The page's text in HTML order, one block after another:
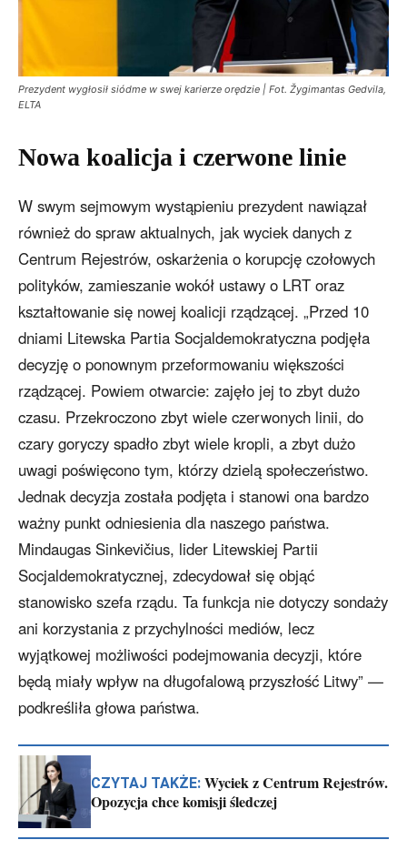
Prezydent wygłosił siódme w swej karierze orędzie | Fot. Žygimantas Gedvila,
ELTA
Nowa koalicja i czerwone linie
W swym sejmowym wystąpieniu prezydent nawiązał
również do spraw aktualnych, jak wyciek danych z
Centrum Rejestrów, oskarżenia o korupcję czołowych
polityków, zamieszanie wokół ustawy o LRT oraz
kształtowanie się nowej koalicji rządzącej. „Przed 10
dniami Litewska Partia Socjaldemokratyczna podjęła
decyzję o ponownym przeformowaniu większości
rządzącej. Powiem otwarcie: zajęło jej to zbyt dużo
czasu. Przekroczono zbyt wiele czerwonych linii, do
czary goryczy spadło zbyt wiele kropli, a zbyt dużo
uwagi poświęcono tym, którzy dzielą społeczeństwo.
Jednak decyzja została podjęta i stanowi ona bardzo
ważny punkt odniesienia dla naszego państwa.
Mindaugas Sinkevičius, lider Litewskiej Partii
Socjaldemokratycznej, zdecydował się objąć
stanowisko szefa rządu. Ta funkcja nie dotyczy sondaży
ani korzystania z przychylności mediów, lecz
wyjątkowej możliwości podejmowania decyzji, które
będą miały wpływ na długofalową przyszłość Litwy” —
podkreśliła głowa państwa.
CZYTAJ TAKŻE: Wyciek z Centrum Rejestrów.
Opozycja chce komisji śledczej